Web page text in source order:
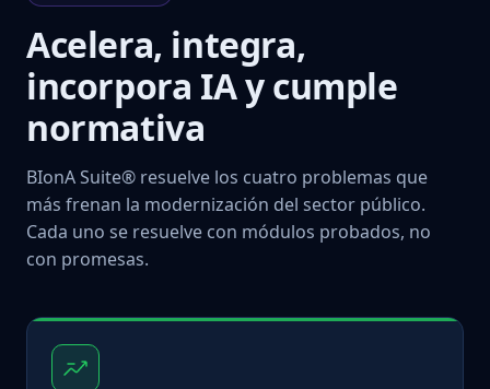
Acelera, integra,
incorpora IA y cumple
normativa
BIonA Suite® resuelve los cuatro problemas que
más frenan la modernización del sector público.
Cada uno se resuelve con módulos probados, no
con promesas.